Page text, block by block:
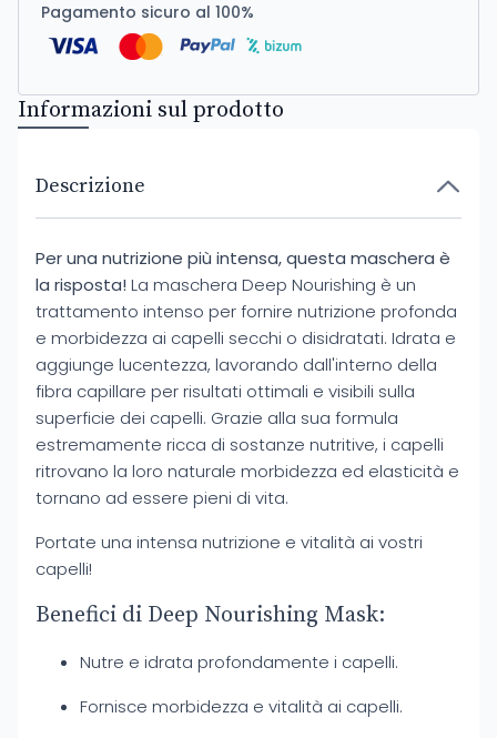
Pagamento sicuro al 100%
Informazioni sul prodotto
Descrizione
Per una nutrizione più intensa, questa maschera è
la risposta! La maschera Deep Nourishing è un
trattamento intenso per fornire nutrizione profonda
e morbidezza ai capelli secchi o disidratati. Idrata e
aggiunge lucentezza, lavorando dall'interno della
fibra capillare per risultati ottimali e visibili sulla
superficie dei capelli. Grazie alla sua formula
estremamente ricca di sostanze nutritive, i capelli
ritrovano la loro naturale morbidezza ed elasticità e
tornano ad essere pieni di vita.
Portate una intensa nutrizione e vitalità ai vostri
capelli!
Benefici di Deep Nourishing Mask:
Nutre e idrata profondamente i capelli.
Fornisce morbidezza e vitalità ai capelli.